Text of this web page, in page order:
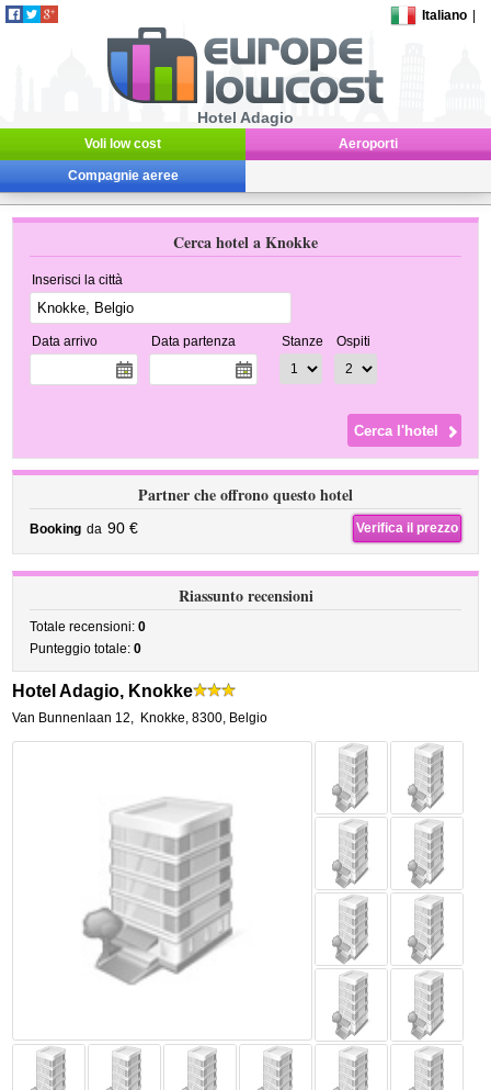
Italiano
Hotel Adagio
Voli low cost Aeroporti
Compagnie aeree
Cerca hotel a Knokke
Inserisci la città
Data arrivo Data partenza Stanze Ospiti
Partner che offrono questo hotel
Booking da 90 € Verifica il prezzo
Riassunto recensioni
Totale recensioni:0
Punteggio totale:0
Hotel Adagio, Knokke
Van Bunnenlaan 12, Knokke,8300, Belgio